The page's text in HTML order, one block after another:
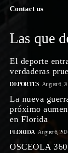
Contact us
Las que
El deporte
verdaderas
DEPORTES August 6,
La nueva
próximo
en Florida
FLORIDA August 6,
OSCEOLA